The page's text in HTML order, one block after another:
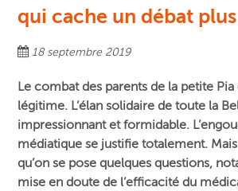
qui cache un débat
18 septembre 2019
Le combat des parents de la petite
légitime. L’élan solidaire de toute la
impressionnant et formidable.
médiatique se justifie totalement.
qu’on se pose quelques questions,
mise en doute de l’efficacité du